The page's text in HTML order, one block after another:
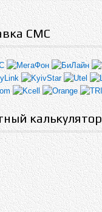
СМС
калькулятор